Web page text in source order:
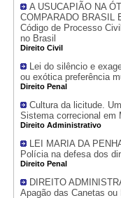
A USUCAPIÃO NA
COMPARADO BRASIL
Código de Processo
no Brasil
Direito Civil
Lei do silêncio e
ou exótica preferência
Direito Penal
Cultura da licitude.
Sistema correcional em
Direito Administrativo
LEI MARIA DA
Polícia na defesa dos
Direito Penal
DIREITO
Apagão das Canetas